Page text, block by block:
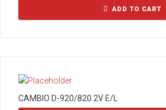
ADD TO CART
CAMBIO D-920/820 2V E/L